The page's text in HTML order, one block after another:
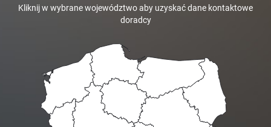
Kliknij w wybrane województwo aby uzyskać dane kontaktowe
doradcy